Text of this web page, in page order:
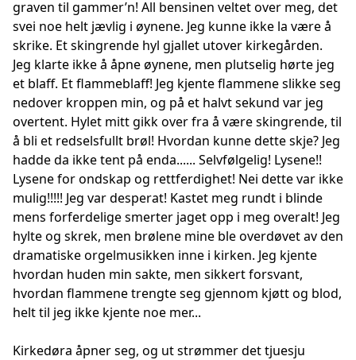
graven til gammer’n! All bensinen veltet over meg, det
svei noe helt jævlig i øynene. Jeg kunne ikke la være å
skrike. Et skingrende hyl gjallet utover kirkegården.
Jeg klarte ikke å åpne øynene, men plutselig hørte jeg
et blaff. Et flammeblaff! Jeg kjente flammene slikke seg
nedover kroppen min, og på et halvt sekund var jeg
overtent. Hylet mitt gikk over fra å være skingrende, til
å bli et redselsfullt brøl! Hvordan kunne dette skje? Jeg
hadde da ikke tent på enda...... Selvfølgelig! Lysene!!
Lysene for ondskap og rettferdighet! Nei dette var ikke
mulig!!!!! Jeg var desperat! Kastet meg rundt i blinde
mens forferdelige smerter jaget opp i meg overalt! Jeg
hylte og skrek, men brølene mine ble overdøvet av den
dramatiske orgelmusikken inne i kirken. Jeg kjente
hvordan huden min sakte, men sikkert forsvant,
hvordan flammene trengte seg gjennom kjøtt og blod,
helt til jeg ikke kjente noe mer...
Kirkedøra åpner seg, og ut strømmer det tjuesju